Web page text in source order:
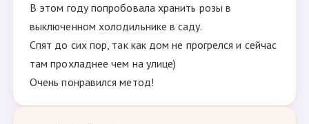
В этом году попробовала хранить розы в
выключенном холодильнике в саду.
Спят до сих пор, так как дом не прогрелся и сейчас
там прохладнее чем на улице)
Очень понравился метод!